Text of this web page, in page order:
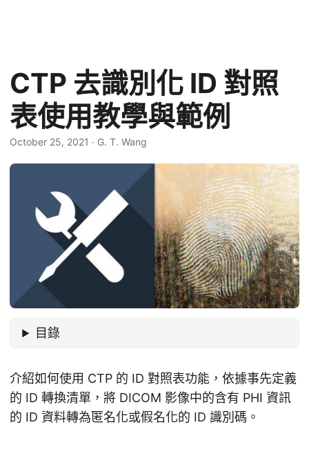
CTP 去識別化 ID 對照
表使用教學與範例
October 25, 2021 · G. T. Wang
目錄
介紹如何使用 CTP 的 ID 對照表功能，依據事先定義
的 ID 轉換清單，將 DICOM 影像中的含有 PHI 資訊
的 ID 資料轉為匿名化或假名化的 ID 識別碼。